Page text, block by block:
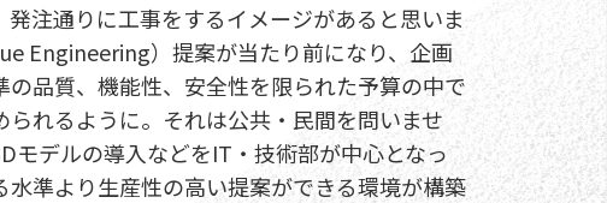
注通りに工事をするイメージがあると思いま
Engineering）提案が当たり前になり、企画
の品質、機能性、安全性を限られた予算の中で
られるように。それは公共・民間を問いませ
モデルの導入などをIT・技術部が中心となっ
水準より生産性の高い提案ができる環境が構築